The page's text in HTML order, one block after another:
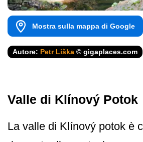
Mostra sulla mappa di Google
Autore: Petr Liška © gigaplaces.com
Valle di Klínový Potok
La valle di Klínový potok è